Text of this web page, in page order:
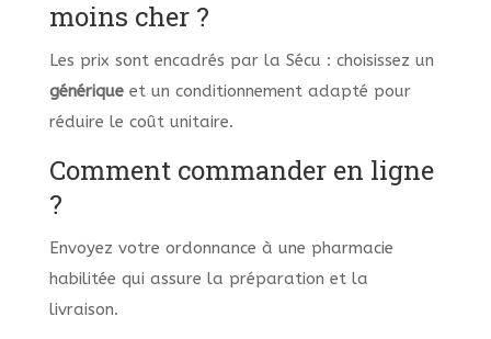
moins cher ?
Les prix sont encadrés par la Sécu : choisissez un
génériqueet un conditionnement adapté pour
réduire le coût unitaire.
Comment commander en ligne
?
Envoyez votre ordonnance à une pharmacie
habilitée qui assure la préparation et la
livraison.